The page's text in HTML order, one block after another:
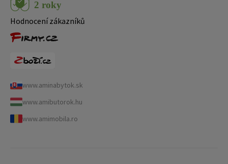
Hodnocení zákazníků
www.aminabytok.sk
www.amibutorok.hu
www.amimobila.ro